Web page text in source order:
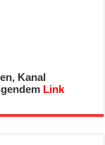
Kanal
Link